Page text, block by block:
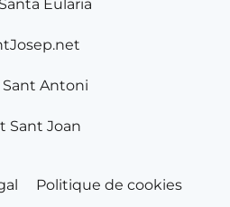
Eularia
Sant Antoni
Sant Joan
Politique de cookies